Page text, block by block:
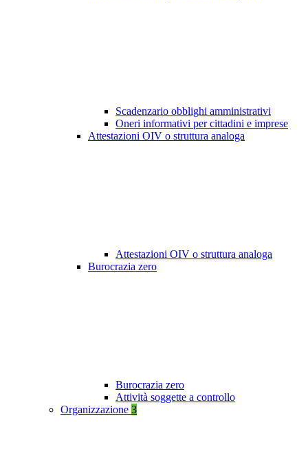
Scadenzario obblighi amministrativi
Oneri informativi per cittadini e imprese
Attestazioni OIV o struttura analoga
Attestazioni OIV o struttura analoga
Burocrazia zero
Burocrazia zero
Attività soggette a controllo
Organizzazione 3